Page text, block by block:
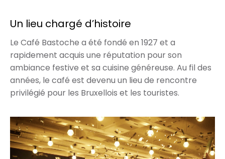
Un lieu chargé d’histoire
Le Café Bastoche a été fondé en 1927 et a
rapidement acquis une réputation pour son
ambiance festive et sa cuisine généreuse. Au fil des
années, le café est devenu un lieu de rencontre
privilégié pour les Bruxellois et les touristes.